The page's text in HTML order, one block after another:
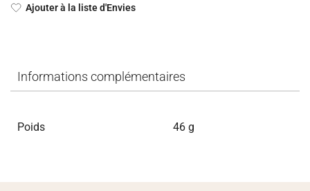
Ajouter à la liste d'Envies
Informations complémentaires
Poids 46 g